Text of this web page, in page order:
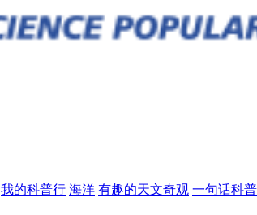
我的科普行 海洋 有趣的天文奇观 一句话科普